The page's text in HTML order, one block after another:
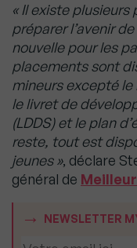
« Il existe plusieurs
préparer l’avenir
nouvelle pour les
placements sont
mineurs excepté le
le livret de
(LDDS) et le plan
reste, tout est
jeunes », déclare
général de
NEWSLETTER